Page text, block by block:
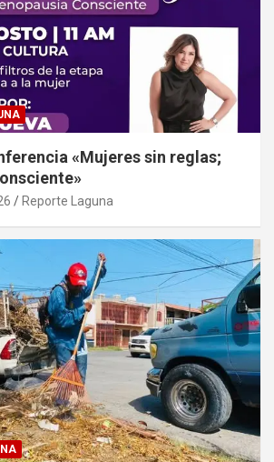
«Mujeres sin reglas;
Reporte Laguna